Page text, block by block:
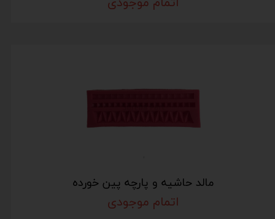
مالد حاشیه و پارچه پین خورده
اتمام موجودی